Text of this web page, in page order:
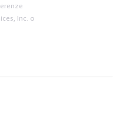
Inc. o